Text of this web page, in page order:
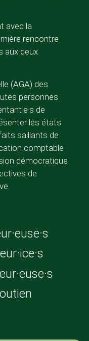
avec la
rencontre
aux deux
(AGA) des
personnes
e·s de
les états
saillants de
comptable
démocratique
de